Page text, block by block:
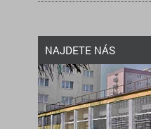
NAJDETE NÁS